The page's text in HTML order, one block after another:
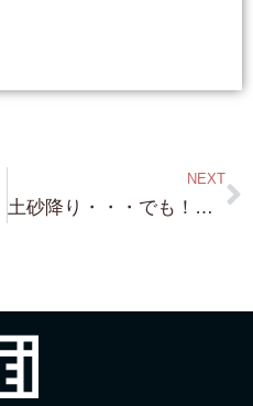
NEXT
土砂降り・・・でも！ある意味 これも 我が社の 季節の風物詩（笑）琵琶湖浜付き物件 はるばる東京から！ご来店ありがとうございます！